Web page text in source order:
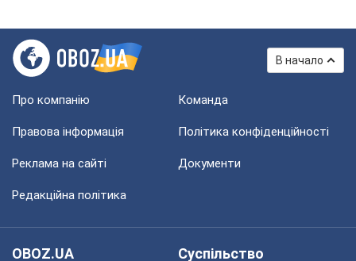
В начало
Про компанію Команда
Правова інформація Політика конфіденційності
Реклама на сайті Документи
Редакційна політика
OBOZ.UA
Суспільство